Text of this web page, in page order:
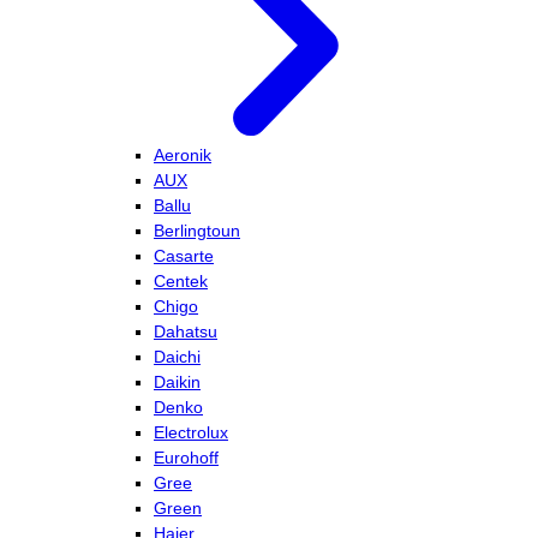
Aeronik
AUX
Ballu
Berlingtoun
Casarte
Centek
Chigo
Dahatsu
Daichi
Daikin
Denko
Electrolux
Eurohoff
Gree
Green
Haier